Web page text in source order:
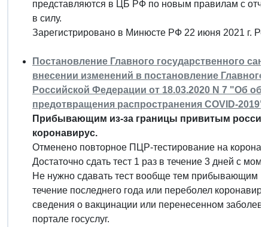
представляются в ЦБ РФ по новым правилам с
в силу.
Зарегистрировано в Минюсте РФ 22 июня 2021 г.
Постановление Главного государственного
внесении изменений в постановление
Российской Федерации от 18.03.2020 N 7 "Об
предотвращения распространения COVID-2019"
Прибывающим из-за границы привитым
коронавирус.
Отменено повторное ПЦР-тестирование на
Достаточно сдать тест 1 раз в течение 3 дней с
Не нужно сдавать тест вообще тем прибывающим
течение последнего года или переболел
сведения о вакцинации или перенесенном
портале госуслуг.